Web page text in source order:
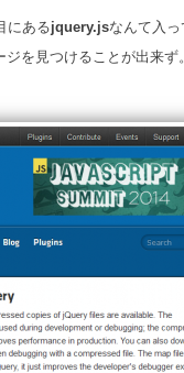
にあるjquery.jsなんて入っ
を見つけることが出来ず。